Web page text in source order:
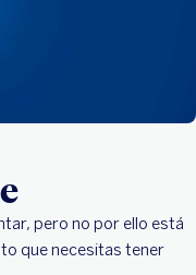
pero no por ello está
que necesitas tener